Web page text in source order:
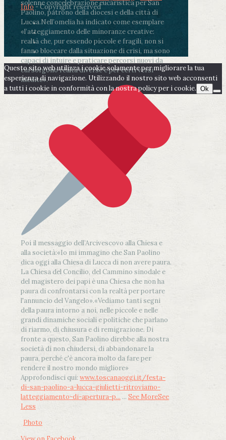
solenne concelebrazione eucaristica per San
Paolino, patrono della diocesi e della città di
Lucca.Nell’omelia ha indicato come esemplare
«l’atteggiamento delle minoranze creative:
realtà che, pur essendo piccole e fragili, non si
fanno bloccare dalla situazione di crisi, ma sono
capaci di intuire e praticare percorsi nuovi da
cui sorgono realtà diverse e per certi versi
inedite».
Poi il messaggio dell’Arcivescovo alla Chiesa e
alla società:«Io mi immagino che San Paolino
dica oggi alla Chiesa di Lucca di non avere paura.
La Chiesa del Concilio, del Cammino sinodale e
del magistero dei papi è una Chiesa che non ha
paura di confrontarsi con la realtà per portare
l'annuncio del Vangelo».«Vediamo tanti segni
della paura intorno a noi, nelle piccole e nelle
grandi dinamiche sociali e politiche che parlano
di riarmo, di chiusura e di remigrazione. Di
fronte a questo, San Paolino direbbe alla nostra
società di non chiudersi, di abbandonare la
paura, perché c'è ancora molto da fare per
rendere il nostro mondo migliore»
Approfondisci qui: www.toscanaoggi.it/festa-
di-san-paolino-a-lucca-giulietti-ritroviamo-
latteggiamento-di-apertura-p... ... See MoreSee
Less
Photo
Info- Copyright reserved
Questo sito web utilizza i cookie solamente per migliorare la tua
esperienza di navigazione. Utilizzando il nostro sito web acconsenti
a tutti i cookie in conformità con la nostra policy per i cookie. Ok